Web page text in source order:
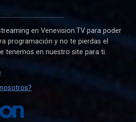
en Venevision.TV para poder
programación y no te pierdas el
tenemos en nuestro site para ti.